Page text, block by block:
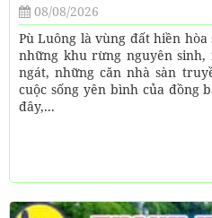
08/08/2026
Pù Luông là vùng đất hiền
những khu rừng nguyên
ngát, những căn nhà sàn
cuộc sống yên bình của đồng
đây,...